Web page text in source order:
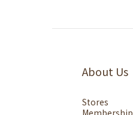
About Us
Stores
Membership